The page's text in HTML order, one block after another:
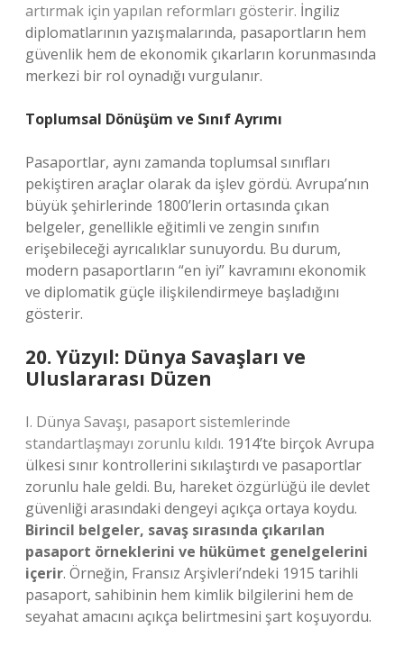
artırmak için yapılan reformları gösterir. İngiliz
diplomatlarının yazışmalarında, pasaportların hem
güvenlik hem de ekonomik çıkarların korunmasında
merkezi bir rol oynadığı vurgulanır.
Toplumsal Dönüşüm ve Sınıf Ayrımı
Pasaportlar, aynı zamanda toplumsal sınıfları
pekiştiren araçlar olarak da işlev gördü. Avrupa’nın
büyük şehirlerinde 1800’lerin ortasında çıkan
belgeler, genellikle eğitimli ve zengin sınıfın
erişebileceği ayrıcalıklar sunuyordu. Bu durum,
modern pasaportların “en iyi” kavramını ekonomik
ve diplomatik güçle ilişkilendirmeye başladığını
gösterir.
20. Yüzyıl: Dünya Savaşları ve
Uluslararası Düzen
I. Dünya Savaşı, pasaport sistemlerinde
standartlaşmayı zorunlu kıldı. 1914’te birçok Avrupa
ülkesi sınır kontrollerini sıkılaştırdı ve pasaportlar
zorunlu hale geldi. Bu, hareket özgürlüğü ile devlet
güvenliği arasındaki dengeyi açıkça ortaya koydu.
Birincil belgeler, savaş sırasında çıkarılan
pasaport örneklerini ve hükümet genelgelerini
içerir. Örneğin, Fransız Arşivleri’ndeki 1915 tarihli
pasaport, sahibinin hem kimlik bilgilerini hem de
seyahat amacını açıkça belirtmesini şart koşuyordu.